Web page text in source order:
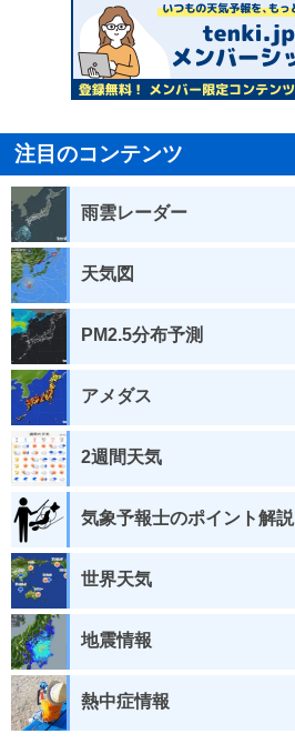
注目のコンテンツ
雨雲レーダー
天気図
PM2.5分布予測
アメダス
2週間天気
気象予報士のポイント解説
世界天気
地震情報
熱中症情報